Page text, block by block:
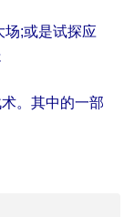
场;或是试探应
。其中的一部